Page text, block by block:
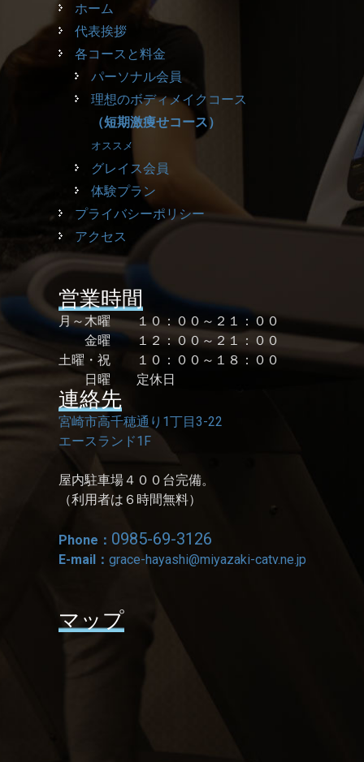
ホーム
代表挨拶
各コースと料金
パーソナル会員
理想のボディメイクコース
（短期激痩せコース）
オススメ
グレイス会員
体験プラン
プライバシーポリシー
アクセス
営業時間
月～木曜 １０：００～２１：００
金曜 １２：００～２１：００
土曜・祝 １０：００～１８：００
日曜 定休日
連絡先
宮崎市高千穂通り1丁目3-22
エースランド1F
屋内駐車場４００台完備。
（利用者は６時間無料）
Phone： 0985-69-3126
E-mail： grace-hayashi@miyazaki-catv.ne.jp
マップ